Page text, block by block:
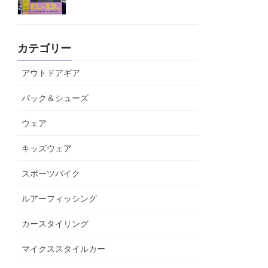
カテゴリー
アウトドアギア
パック＆シューズ
ウェア
キッズウェア
スポーツバイク
ルアーフィッシング
カースタイリング
マイクススタイルカー